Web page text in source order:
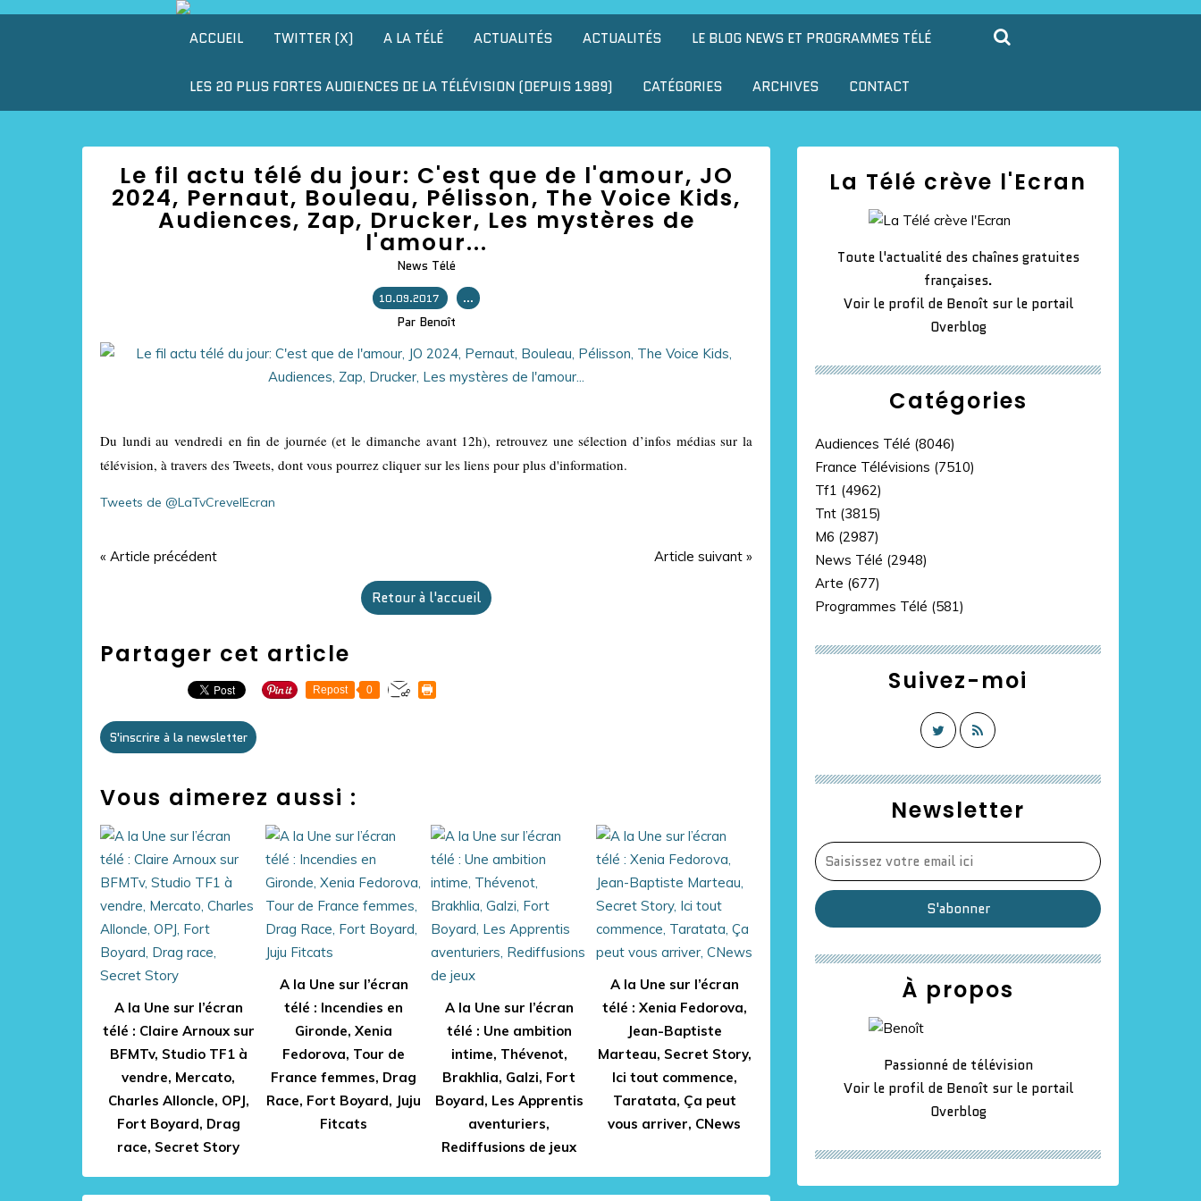
ACCUEIL TWITTER (X) A LA TÉLÉ ACTUALITÉS ACTUALITÉS LE BLOG NEWS ET PROGRAMMES TÉLÉ
LES 20 PLUS FORTES AUDIENCES DE LA TÉLÉVISION (DEPUIS 1989) CATÉGORIES ARCHIVES CONTACT
Le fil actu télé du jour: C'est que de l'amour, JO
2024, Pernaut, Bouleau, Pélisson, The Voice Kids,
Audiences, Zap, Drucker, Les mystères de
l'amour...
News Télé
10.09.2017 …
Par Benoît
Du lundi au vendredi en fin de journée (et le dimanche avant 12h), retrouvez une sélection d’infos médias sur la
télévision, à travers des Tweets, dont vous pourrez cliquer sur les liens pour plus d'information.
Tweets de @LaTvCrevelEcran
« Article précédent Article suivant »
Retour à l'accueil
Partager cet article
Repost 0
S'inscrire à la newsletter
Vous aimerez aussi :
A la Une sur l’écran
télé : Claire Arnoux sur
BFMTv, Studio TF1 à
vendre, Mercato,
Charles Alloncle, OPJ,
Fort Boyard, Drag
race, Secret Story
A la Une sur l’écran
télé : Incendies en
Gironde, Xenia
Fedorova, Tour de
France femmes, Drag
Race, Fort Boyard, Juju
Fitcats
A la Une sur l’écran
télé : Une ambition
intime, Thévenot,
Brakhlia, Galzi, Fort
Boyard, Les Apprentis
aventuriers,
Rediffusions de jeux
A la Une sur l’écran
télé : Xenia Fedorova,
Jean-Baptiste
Marteau, Secret Story,
Ici tout commence,
Taratata, Ça peut
vous arriver, CNews
Newsletter
Catégories
Audiences Télé (8046)
France Télévisions (7510)
Tf1 (4962)
Tnt (3815)
M6 (2987)
News Télé (2948)
Arte (677)
Programmes Télé (581)
La Télé crève l'Ecran
Toute l'actualité des chaînes gratuites
françaises.
Voir le profil de Benoît sur le portail
Overblog
Suivez-moi
À propos
Passionné de télévision
Voir le profil de Benoît sur le portail
Overblog